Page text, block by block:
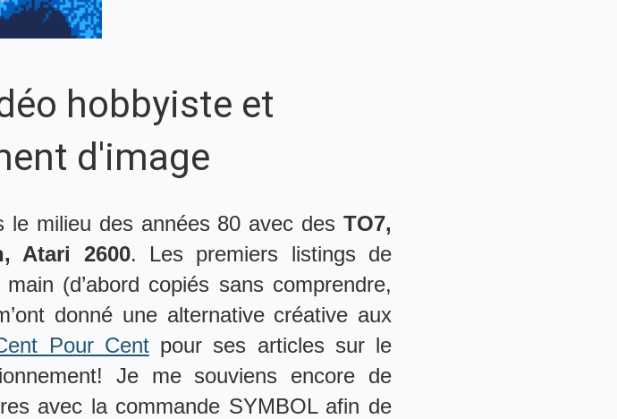
hobbyiste et
d'image
le milieu des années 80 avec des TO7,
Atari 2600. Les premiers listings de
(d’abord copiés sans comprendre,
donné une alternative créative aux
Pour Centpour ses articles sur le
Je me souviens encore de
avec la commande SYMBOL afin de